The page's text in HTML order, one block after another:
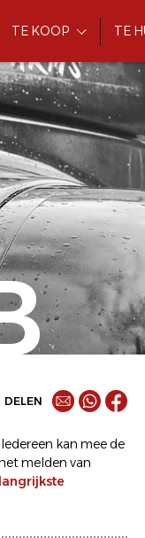
TE KOOP TE
DELEN
kan mee de
melden van